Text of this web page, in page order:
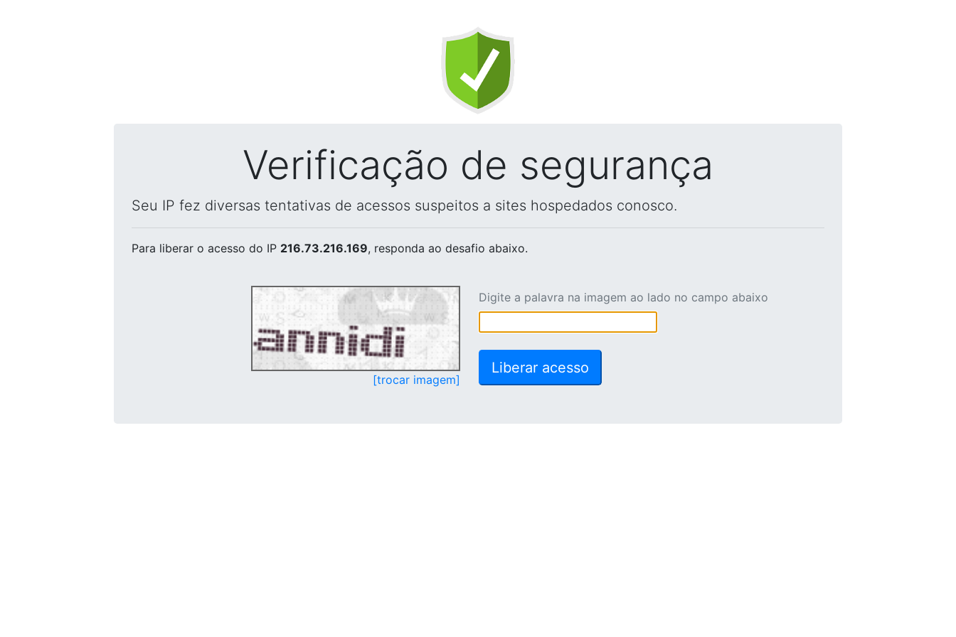
Verificação de segurança
Seu IP fez diversas tentativas de acessos suspeitos a sites hospedados conosco.
Para liberar o acesso do IP 216.73.216.169, responda ao desafio abaixo.
[trocar imagem]
Digite a palavra na imagem ao lado no campo abaixo